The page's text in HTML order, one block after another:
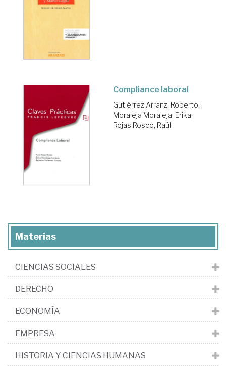
Compliance laboral
Gutiérrez Arranz, Roberto;
Moraleja Moraleja, Erika;
Rojas Rosco, Raúl
Materias
CIENCIAS SOCIALES
DERECHO
ECONOMÍA
EMPRESA
HISTORIA Y CIENCIAS HUMANAS